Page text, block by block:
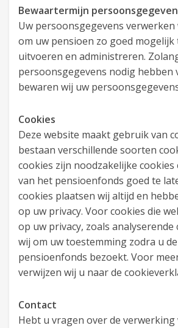
Bewaartermijn
Uw persoonsgegevens verwerken
om uw pensioen zo goed mogelijk
uitvoeren en administreren.
persoonsgegevens nodig hebben
bewaren wij uw
Cookies
Deze website maakt gebruik van
bestaan verschillende soorten
cookies zijn noodzakelijke cookies
van het pensioenfonds goed te
cookies plaatsen wij altijd en
op uw privacy. Voor cookies die
op uw privacy, zoals analyserende
wij om uw toestemming zodra u
pensioenfonds bezoekt. Voor
verwijzen wij u naar de
Contact
Hebt u vragen over de verwerking